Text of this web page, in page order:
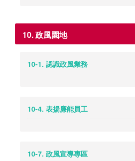
10. 政風園地
10-1. 認識政風業務
10-4. 表揚廉能員工
10-7. 政風宣導專區